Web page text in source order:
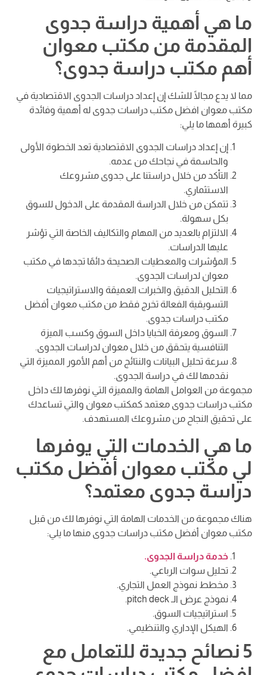
ما هي أهمية دراسة جدوى
المقدمة من مكتب معوان
أهم مكتب دراسة جدوى؟
مما لا يدع مجالًا للشك إن إعداد دراسات الجدوى الاقتصادية في
مكتب معوان افضل مكتب دراسات جدوى له أهمية وفائدة
كبيرة أهمها ما يلي:
إن إعداد دراسات الجدوى الاقتصادية تعد الخطوة الأولى
والحاسمة في نجاحك من عدمه.
التأكد من خلال دراستنا على جدوى مشروعك
الاستثماري.
تتمكن من خلال الدراسة المقدمة على الدخول للسوق
بكل سهولة.
الالتزام بالعديد من المهام والتكاليف الخاصة التي تؤشر
عليها الدراسات.
المؤشرات والمعطيات الصحيحة دائمًا تجدها في مكتب
معوان لدراسات الجدوى.
التحليل الدقيق والخبرات العميقة والاستراتيجيات
التسويقية الفعالة تخرج فقط من مكتب معوان أفضل
مكتب دراسات جدوى.
السوق ومعرفة الخبايا داخل السوق وكسب الميزة
التنافسية يتحقق من خلال معوان لدراسات الجدوى.
سرعة تحليل البيانات والنتائج من أهم الأمور المميزة التي
نقدمها لك في دراسة الجدوى.
مجموعة من العوامل الهامة والمميزة التي نوفرها لك داخل
مكتب دراسات جدوى معتمد كمكتب معوان والتي تساعدك
على تحقيق النجاح من مشروعك المستهدف.
ما هي الخدمات التي يوفرها
لي مكتب معوان أفضل مكتب
دراسة جدوى معتمد؟
هناك مجموعة من الخدمات الهامة التي نوفرها لك من قبل
مكتب معوان أفضل مكتب دراسات جدوى منها ما يلي:
خدمة دراسة الجدوى.
تحليل سوات الرباعي.
مخطط نموذج العمل التجاري.
نموذج عرض الـ pitch deck.
استراتيجيات السوق.
الهيكل الإداري والتنظيمي.
5 نصائح جديدة للتعامل مع